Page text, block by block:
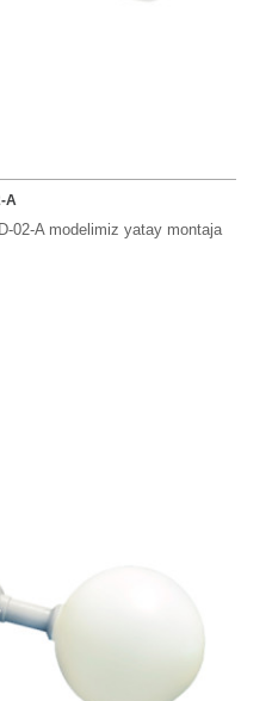
A
02-A modelimiz yatay montaja